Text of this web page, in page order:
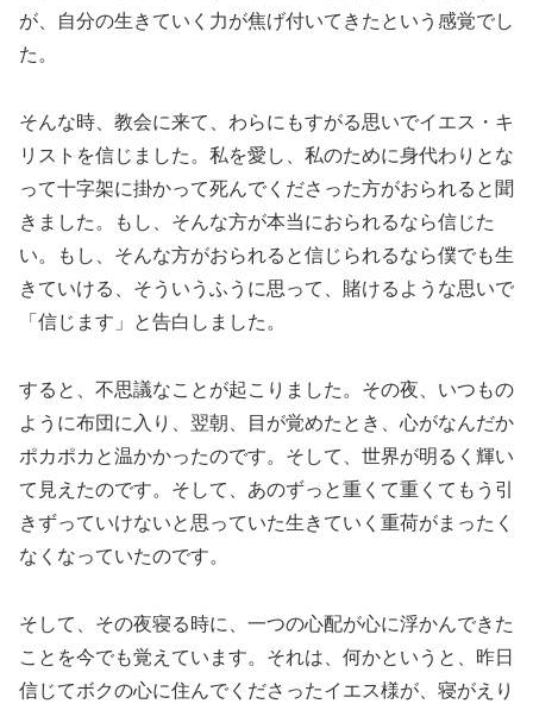
が、自分の生きていく力が焦げ付いてきたという感覚でし
た。
そんな時、教会に来て、わらにもすがる思いでイエス・キ
リストを信じました。私を愛し、私のために身代わりとな
って十字架に掛かって死んでくださった方がおられると聞
きました。もし、そんな方が本当におられるなら信じた
い。もし、そんな方がおられると信じられるなら僕でも生
きていける、そういうふうに思って、賭けるような思いで
「信じます」と告白しました。
すると、不思議なことが起こりました。その夜、いつもの
ように布団に入り、翌朝、目が覚めたとき、心がなんだか
ポカポカと温かかったのです。そして、世界が明るく輝い
て見えたのです。そして、あのずっと重くて重くてもう引
きずっていけないと思っていた生きていく重荷がまったく
なくなっていたのです。
そして、その夜寝る時に、一つの心配が心に浮かんできた
ことを今でも覚えています。それは、何かというと、昨日
信じてボクの心に住んでくださったイエス様が、寝がえり